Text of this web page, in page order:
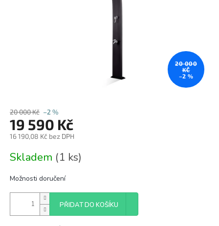
20 000
KČ
–2 %
20 000 Kč –2 %
19 590 Kč
16 190,08 Kč bez DPH
cena:
Skladem (1 ks)
Možnosti doručení
PŘIDAT DO KOŠÍKU